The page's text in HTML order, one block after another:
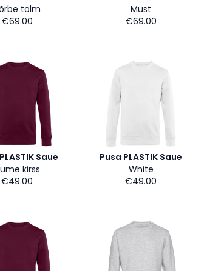
tolm
€69.00
Must
€69.00
Saue
kirss
€49.00
Pusa PLASTIK Saue
White
€49.00